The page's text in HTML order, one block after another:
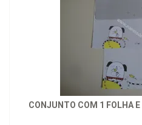
CONJUNTO COM 1 FOLHA